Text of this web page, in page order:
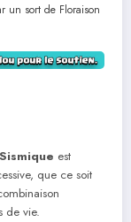
un sort de Floraison
est
que ce soit
de vie.